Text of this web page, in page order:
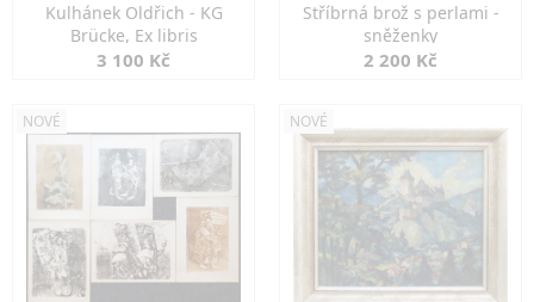
Kulhánek Oldřich - KG
Brücke, Ex libris
3 100 Kč
Stříbrná brož s perlami -
sněženky
2 200 Kč
NOVÉ NOVÉ